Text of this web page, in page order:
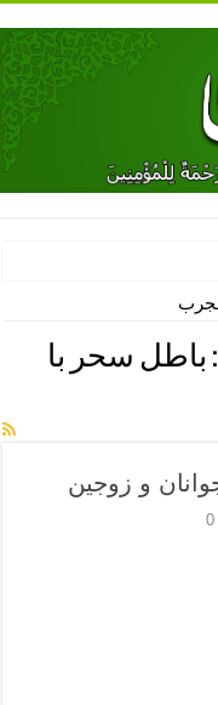
محبت شوهر
بخش
مخصوص مستجاب الدعوه
و بی خوابی کودکان
باطل سحر با
و زوجین
0